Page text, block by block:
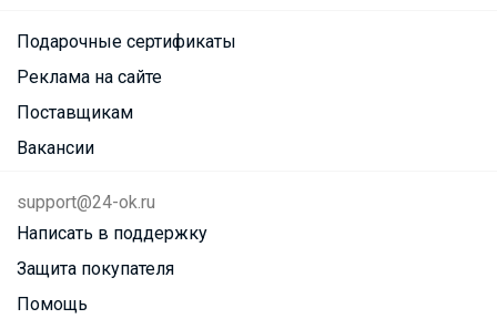
Подарочные сертификаты
Реклама на сайте
Поставщикам
Вакансии
support@24-ok.ru
Написать в поддержку
Защита покупателя
Помощь